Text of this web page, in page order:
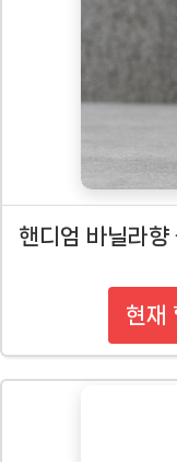
핸디엄 바닐라
현재